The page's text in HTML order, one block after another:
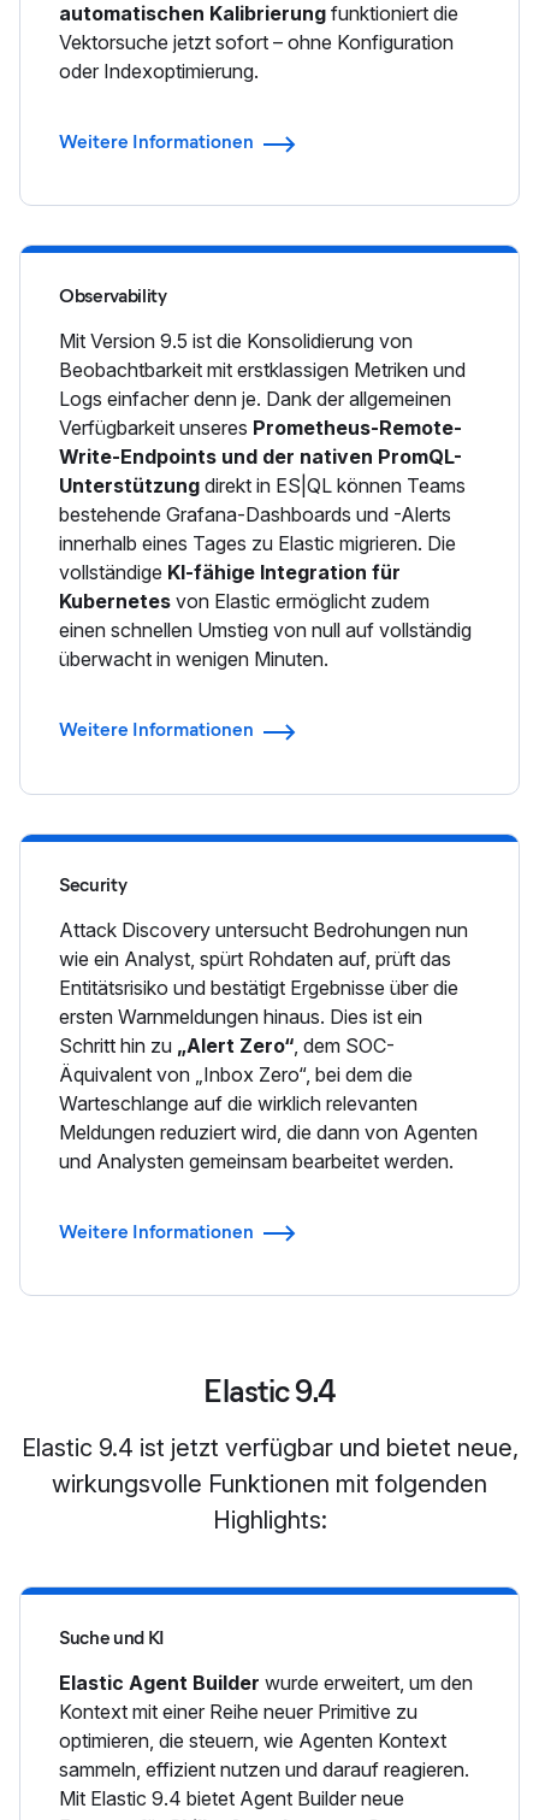
automatischen Kalibrierung funktioniert die
Vektorsuche jetzt sofort – ohne Konfiguration
oder Indexoptimierung.
Weitere Informationen
Observability
Mit Version 9.5 ist die Konsolidierung von
Beobachtbarkeit mit erstklassigen Metriken und
Logs einfacher denn je. Dank der allgemeinen
Verfügbarkeit unseres Prometheus-Remote-
Write-Endpoints und der nativen PromQL-
Unterstützung direkt in ES|QL können Teams
bestehende Grafana-Dashboards und -Alerts
innerhalb eines Tages zu Elastic migrieren. Die
vollständige KI-fähige Integration für
Kubernetes von Elastic ermöglicht zudem
einen schnellen Umstieg von null auf vollständig
überwacht in wenigen Minuten.
Weitere Informationen
Security
Attack Discovery untersucht Bedrohungen nun
wie ein Analyst, spürt Rohdaten auf, prüft das
Entitätsrisiko und bestätigt Ergebnisse über die
ersten Warnmeldungen hinaus. Dies ist ein
Schritt hin zu „Alert Zero“ , dem SOC-
Äquivalent von „Inbox Zero“, bei dem die
Warteschlange auf die wirklich relevanten
Meldungen reduziert wird, die dann von Agenten
und Analysten gemeinsam bearbeitet werden.
Weitere Informationen
Elastic 9.4
Elastic 9.4 ist jetzt verfügbar und bietet neue,
wirkungsvolle Funktionen mit folgenden
Highlights:
Suche und KI
Elastic Agent Builder wurde erweitert, um den
Kontext mit einer Reihe neuer Primitive zu
optimieren, die steuern, wie Agenten Kontext
sammeln, effizient nutzen und darauf reagieren.
Mit Elastic 9.4 bietet Agent Builder neue